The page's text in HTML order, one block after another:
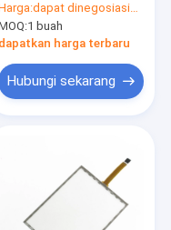
Sentuhan Daya
dapat dinegosiasikan
1 buah
dapatkan harga terbaru
Hubungi sekarang